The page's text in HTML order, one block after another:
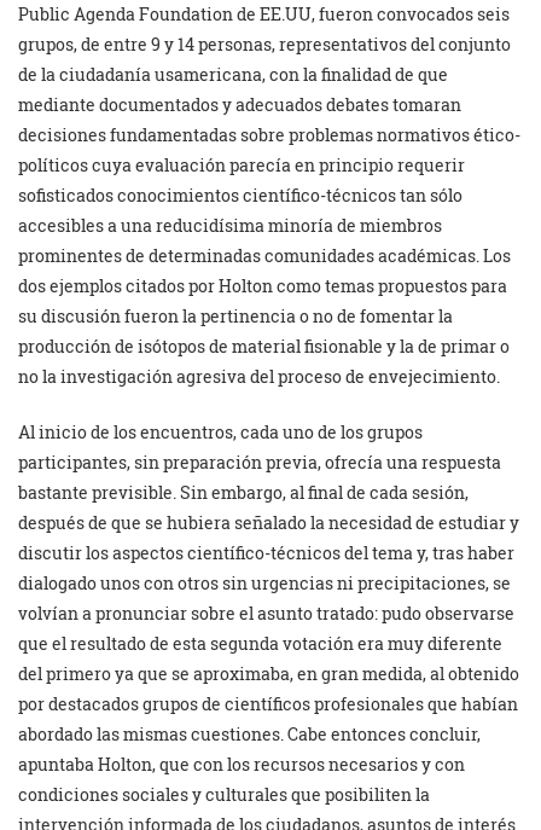
Public Agenda Foundation de EE.UU, fueron convocados seis
grupos, de entre 9 y 14 personas, representativos del conjunto
de la ciudadanía usamericana, con la finalidad de que
mediante documentados y adecuados debates tomaran
decisiones fundamentadas sobre problemas normativos ético-
políticos cuya evaluación parecía en principio requerir
sofisticados conocimientos científico-técnicos tan sólo
accesibles a una reducidísima minoría de miembros
prominentes de determinadas comunidades académicas. Los
dos ejemplos citados por Holton como temas propuestos para
su discusión fueron la pertinencia o no de fomentar la
producción de isótopos de material fisionable y la de primar o
no la investigación agresiva del proceso de envejecimiento.
Al inicio de los encuentros, cada uno de los grupos
participantes, sin preparación previa, ofrecía una respuesta
bastante previsible. Sin embargo, al final de cada sesión,
después de que se hubiera señalado la necesidad de estudiar y
discutir los aspectos científico-técnicos del tema y, tras haber
dialogado unos con otros sin urgencias ni precipitaciones, se
volvían a pronunciar sobre el asunto tratado: pudo observarse
que el resultado de esta segunda votación era muy diferente
del primero ya que se aproximaba, en gran medida, al obtenido
por destacados grupos de científicos profesionales que habían
abordado las mismas cuestiones. Cabe entonces concluir,
apuntaba Holton, que con los recursos necesarios y con
condiciones sociales y culturales que posibiliten la
intervención informada de los ciudadanos, asuntos de interés